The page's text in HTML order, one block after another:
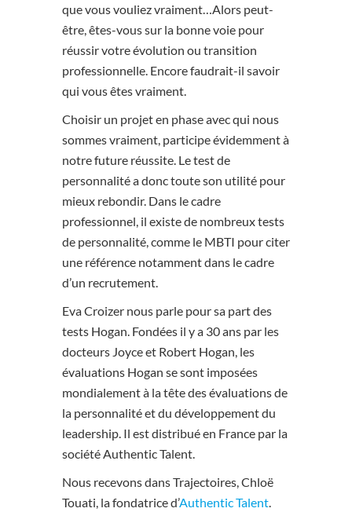
que vous vouliez vraiment…Alors peut-
être, êtes-vous sur la bonne voie pour
réussir votre évolution ou transition
professionnelle. Encore faudrait-il savoir
qui vous êtes vraiment.
Choisir un projet en phase avec qui nous
sommes vraiment, participe évidemment à
notre future réussite. Le test de
personnalité a donc toute son utilité pour
mieux rebondir. Dans le cadre
professionnel, il existe de nombreux tests
de personnalité, comme le MBTI pour citer
une référence notamment dans le cadre
d’un recrutement.
Eva Croizer nous parle pour sa part des
tests Hogan. Fondées il y a 30 ans par les
docteurs Joyce et Robert Hogan, les
évaluations Hogan se sont imposées
mondialement à la tête des évaluations de
la personnalité et du développement du
leadership. Il est distribué en France par la
société Authentic Talent.
Nous recevons dans Trajectoires, Chloë
Touati, la fondatrice d’Authentic Talent